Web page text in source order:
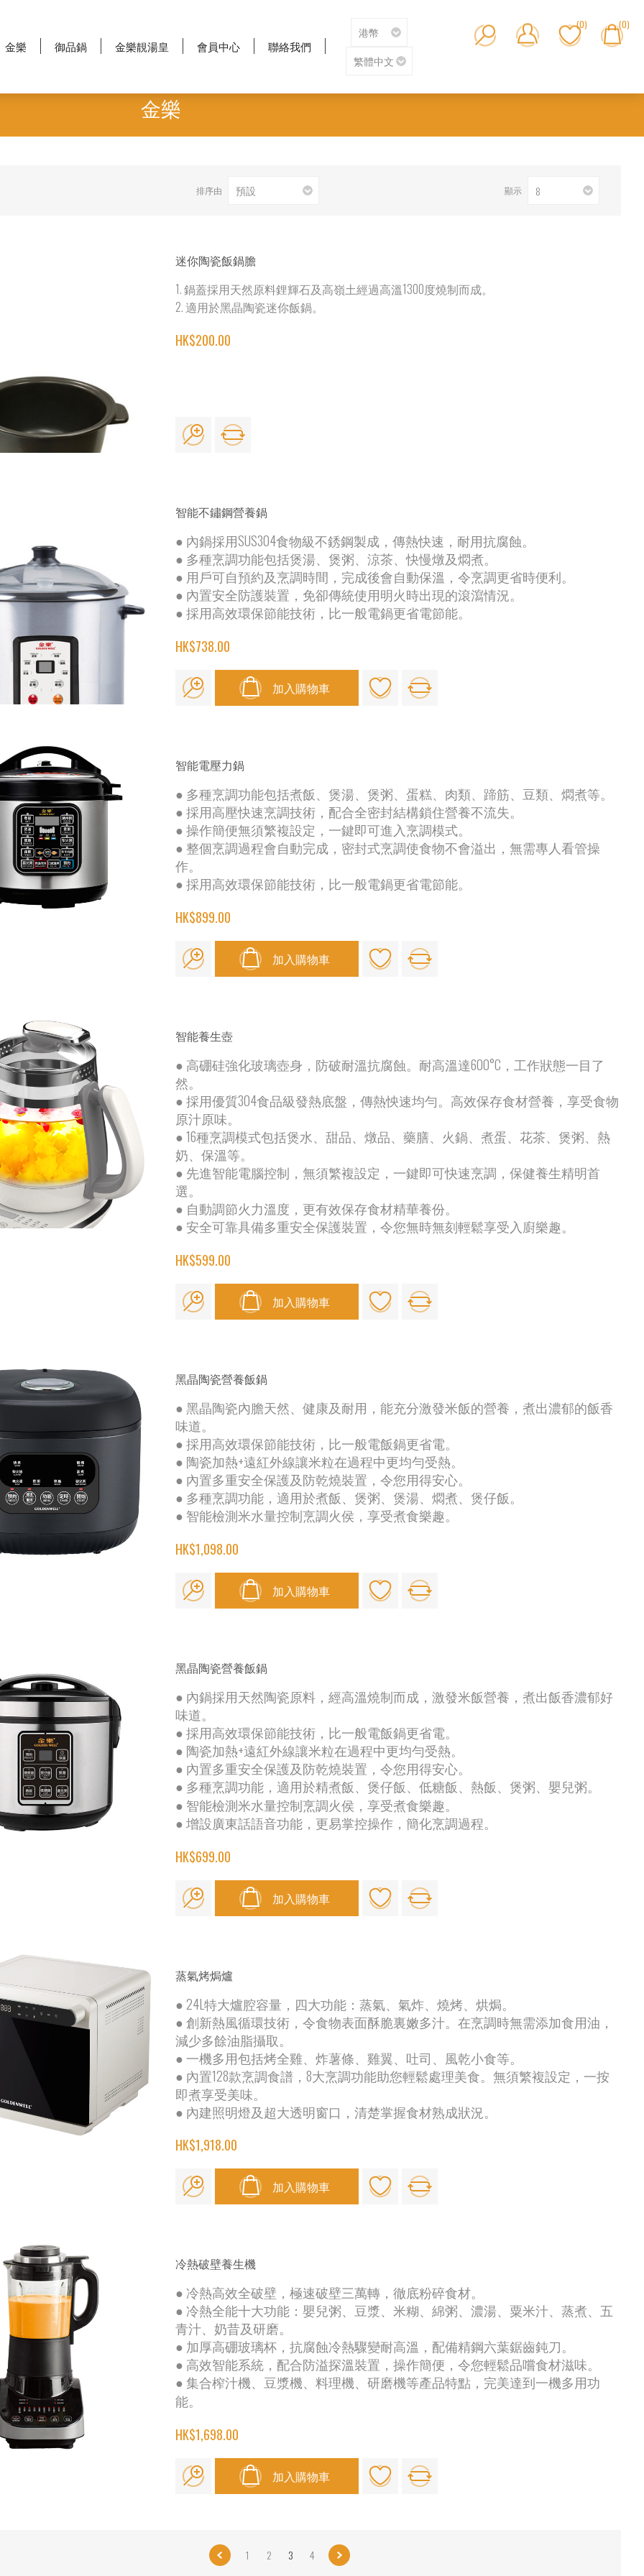
金樂 御品鍋 金樂靚湯皇 會員中心 聯絡我們
(0) (0)
金樂
排序由 顯示
迷你陶瓷飯鍋膽
1. 鍋蓋採用天然原料鋰輝石及高嶺土經過高溫1300度燒制而成。
2. 適用於黑晶陶瓷迷你飯鍋。
HK$200.00
智能不鏽鋼營養鍋
● 內鍋採用SUS304食物級不銹鋼製成，傳熱快速，耐用抗腐蝕。
● 多種烹調功能包括煲湯、煲粥、涼茶、快慢燉及燜煮。
● 用戶可自預約及烹調時間，完成後會自動保溫，令烹調更省時便利。
● 內置安全防護裝置，免卻傳統使用明火時出現的滾瀉情況。
● 採用高效環保節能技術，比一般電鍋更省電節能。
HK$738.00
加入購物車
智能電壓力鍋
● 多種烹調功能包括煮飯、煲湯、煲粥、蛋糕、肉類、蹄筋、豆類、燜煮等。
● 採用高壓快速烹調技術，配合全密封結構鎖住營養不流失。
● 操作簡便無須繁複設定，一鍵即可進入烹調模式。
● 整個烹調過程會自動完成，密封式烹調使食物不會溢出，無需專人看管操
作。
● 採用高效環保節能技術，比一般電鍋更省電節能。
HK$899.00
加入購物車
智能養生壺
● 高硼硅強化玻璃壺身，防破耐溫抗腐蝕。耐高溫達600°C，工作狀態一目了
然。
● 採用優質304食品級發熱底盤，傳熱怏速均勻。高效保存食材營養，享受食物
原汁原味。
● 16種烹調模式包括煲水、甜品、燉品、藥膳、火鍋、煮蛋、花茶、煲粥、熱
奶、保溫等。
● 先進智能電腦控制，無須繁複設定，一鍵即可快速烹調，保健養生精明首
選。
● 自動調節火力溫度，更有效保存食材精華養份。
● 安全可靠具備多重安全保護裝置，令您無時無刻輕鬆享受入廚樂趣。
HK$599.00
加入購物車
黑晶陶瓷營養飯鍋
● 黑晶陶瓷內膽天然、健康及耐用，能充分激發米飯的營養，煮出濃郁的飯香
味道。
● 採用高效環保節能技術，比一般電飯鍋更省電。
● 陶瓷加熱+遠紅外線讓米粒在過程中更均勻受熱。
● 內置多重安全保護及防乾燒裝置，令您用得安心。
● 多種烹調功能，適用於煮飯、煲粥、煲湯、燜煮、煲仔飯。
● 智能檢測米水量控制烹調火侯，享受煮食樂趣。
HK$1,098.00
加入購物車
黑晶陶瓷營養飯鍋
● 內鍋採用天然陶瓷原料，經高溫燒制而成，激發米飯營養，煮出飯香濃郁好
味道。
● 採用高效環保節能技術，比一般電飯鍋更省電。
● 陶瓷加熱+遠紅外線讓米粒在過程中更均勻受熱。
● 內置多重安全保護及防乾燒裝置，令您用得安心。
● 多種烹調功能，適用於精煮飯、煲仔飯、低糖飯、熱飯、煲粥、嬰兒粥。
● 智能檢測米水量控制烹調火侯，享受煮食樂趣。
● 增設廣東話語音功能，更易掌控操作，簡化烹調過程。
HK$699.00
加入購物車
蒸氣烤焗爐
● 24L特大爐腔容量，四大功能：蒸氣、氣炸、燒烤、烘焗。
● 創新熱風循環技術，令食物表面酥脆裏嫩多汁。在烹調時無需添加食用油，
減少多餘油脂攝取。
● 一機多用包括烤全雞、炸薯條、雞翼、吐司、風乾小食等。
● 內置128款烹調食譜，8大烹調功能助您輕鬆處理美食。無須繁複設定，一按
即煮享受美味。
● 內建照明燈及超大透明窗口，清楚掌握食材熟成狀況。
HK$1,918.00
加入購物車
冷熱破壁養生機
● 冷熱高效全破壁，極速破壁三萬轉，徹底粉碎食材。
● 冷熱全能十大功能：嬰兒粥、豆漿、米糊、綿粥、濃湯、粟米汁、蒸煮、五
青汁、奶昔及研磨。
● 加厚高硼玻璃杯，抗腐蝕冷熱驟變耐高溫，配備精鋼六葉鋸齒鈍刀。
● 高效智能系統，配合防溢探溫裝置，操作簡便，令您輕鬆品嚐食材滋味。
● 集合榨汁機、豆漿機、料理機、研磨機等產品特點，完美達到一機多用功
能。
HK$1,698.00
加入購物車
1 2 3 4